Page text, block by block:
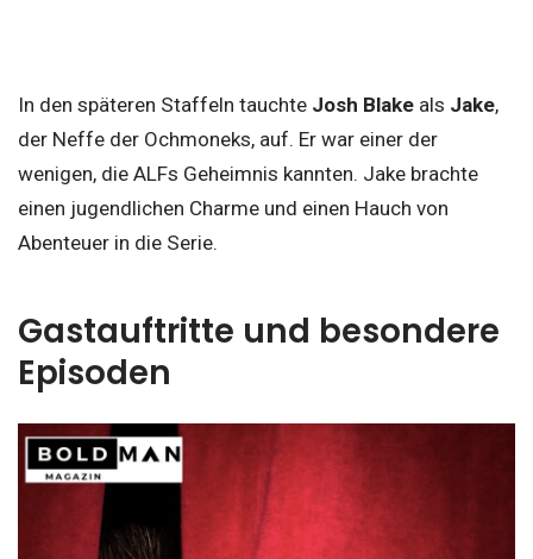
In den späteren Staffeln tauchte Josh Blake als Jake,
der Neffe der Ochmoneks, auf. Er war einer der
wenigen, die ALFs Geheimnis kannten. Jake brachte
einen jugendlichen Charme und einen Hauch von
Abenteuer in die Serie.
Gastauftritte und besondere
Episoden